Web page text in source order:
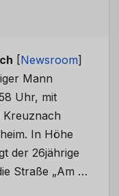
[Newsroom]
Mann
Uhr, mit
Kreuznach
In Höhe
der 26jährige
Straße „Am …